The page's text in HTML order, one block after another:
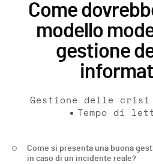
Come
modello
gestione
Gestione delle crisi
Tempo di
Come si presenta una buona
in caso di un incidente reale?